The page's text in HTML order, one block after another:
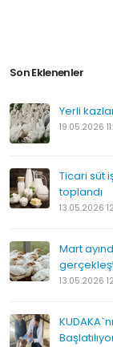
Son Eklenenler
Yerli
19.05.2026
Ticari süt
toplandı
13.05.2026
Mart
13.05.2026